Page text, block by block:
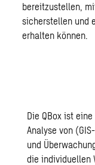
bereitzustellen,
sicherstellen und
erhalten können.
Die QBox ist
Analyse von
und
die individuellen